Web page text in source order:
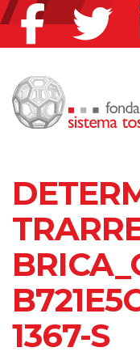
1367-S